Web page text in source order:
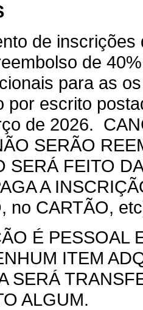
de inscrições
de
para as
por escrito
de 2026.
SERÃO
SERÁ FEITO
A
no CARTÃO,
É PESSOAL
ITEM
SERÁ
ALGUM.